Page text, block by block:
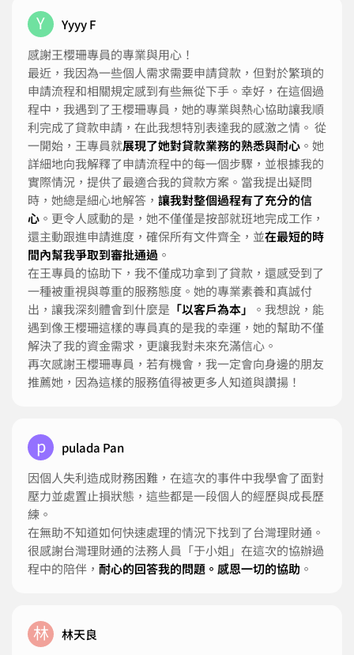
Y
Yyyy F
感謝王櫻珊專員的專業與用心！
最近，我因為一些個人需求需要申請貸款，但對於繁瑣的
申請流程和相關規定感到有些無從下手。幸好，在這個過
程中，我遇到了王櫻珊專員，她的專業與熱心協助讓我順
利完成了貸款申請，在此我想特別表達我的感激之情。 從
一開始，王專員就展現了她對貸款業務的熟悉與耐心 。她
詳細地向我解釋了申請流程中的每一個步驟，並根據我的
實際情況，提供了最適合我的貸款方案。當我提出疑問
時，她總是細心地解答， 讓我對整個過程有了充分的信
心 。更令人感動的是，她不僅僅是按部就班地完成工作，
還主動跟進申請進度，確保所有文件齊全，並在最短的時
間內幫我爭取到審批通過 。
在王專員的協助下，我不僅成功拿到了貸款，還感受到了
一種被重視與尊重的服務態度。她的專業素養和真誠付
出，讓我深刻體會到什麼是 「以客戶為本」
。我想說，能
遇到像王櫻珊這樣的專員真的是我的幸運，她的幫助不僅
解決了我的資金需求，更讓我對未來充滿信心。
再次感謝王櫻珊專員，若有機會，我一定會向身邊的朋友
推薦她，因為這樣的服務值得被更多人知道與讚揚！
p
pulada Pan
因個人失利造成財務困難，在這次的事件中我學會了面對
壓力並處置止損狀態，這些都是一段個人的經歷與成長歷
練。
在無助不知道如何快速處理的情況下找到了台灣理財通。
很感謝台灣理財通的法務人員「于小姐」在這次的協辦過
程中的陪伴， 耐心的回答我的問題。感恩一切的協助 。
林
林天良